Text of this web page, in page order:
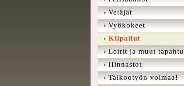
Vetäjät
Vyökokeet
Kilpailut
Leirit ja muut
Hinnastot
Talkootyön voimaa!